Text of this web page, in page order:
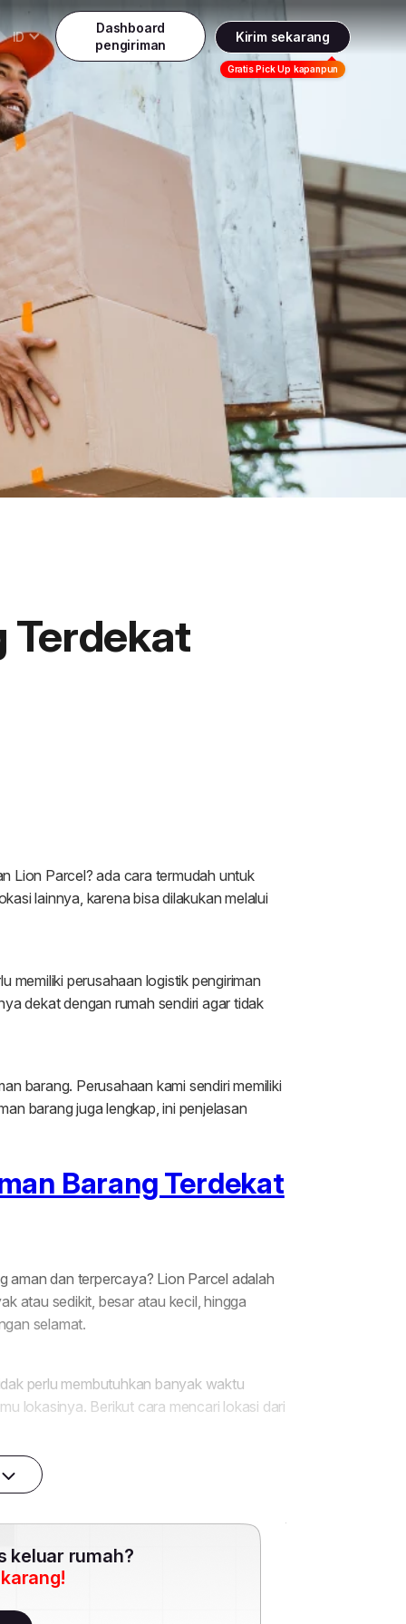
ID
Indonesia
English
Dashboard
pengiriman
Masuk
Kirim sekarang
Gratis Pick Up kapanpun
Terdekat
keluar rumah?